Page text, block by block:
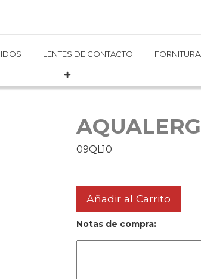
LENTES DE CONTACTO
LENTES DE CONTACTO
09QL10
Añadir al Carrito
Notas de compra: